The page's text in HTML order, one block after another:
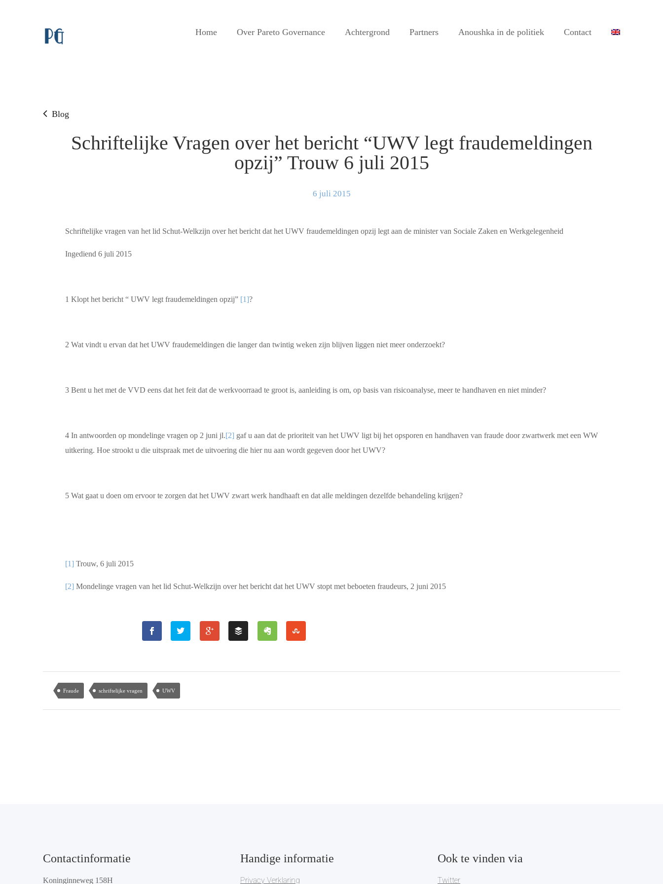
Home Over Pareto Governance Achtergrond Partners Anoushka in de politiek Contact
Blog
Schriftelijke Vragen over het bericht “UWV legt fraudemeldingen
opzij” Trouw 6 juli 2015
6 juli 2015
Schriftelijke vragen van het lid Schut-Welkzijn over het bericht dat het UWV fraudemeldingen opzij legt aan de minister van Sociale Zaken en Werkgelegenheid
Ingediend 6 juli 2015
1 Klopt het bericht “ UWV legt fraudemeldingen opzij” [1]?
2 Wat vindt u ervan dat het UWV fraudemeldingen die langer dan twintig weken zijn blijven liggen niet meer onderzoekt?
3 Bent u het met de VVD eens dat het feit dat de werkvoorraad te groot is, aanleiding is om, op basis van risicoanalyse, meer te handhaven en niet minder?
4 In antwoorden op mondelinge vragen op 2 juni jl.[2] gaf u aan dat de prioriteit van het UWV ligt bij het opsporen en handhaven van fraude door zwartwerk met een WW
uitkering. Hoe strookt u die uitspraak met de uitvoering die hier nu aan wordt gegeven door het UWV?
5 Wat gaat u doen om ervoor te zorgen dat het UWV zwart werk handhaaft en dat alle meldingen dezelfde behandeling krijgen?
[1] Trouw, 6 juli 2015
[2] Mondelinge vragen van het lid Schut-Welkzijn over het bericht dat het UWV stopt met beboeten fraudeurs, 2 juni 2015
Fraude schriftelijke vragen UWV
Contactinformatie
Koninginneweg 158H
Handige informatie
Privacy Verklaring
Ook te vinden via
Twitter